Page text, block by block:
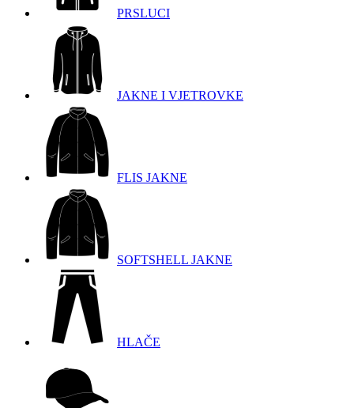
PRSLUCI
JAKNE I VJETROVKE
FLIS JAKNE
SOFTSHELL JAKNE
HLAČE